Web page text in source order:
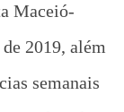
Maceió-
2019, além
semanais